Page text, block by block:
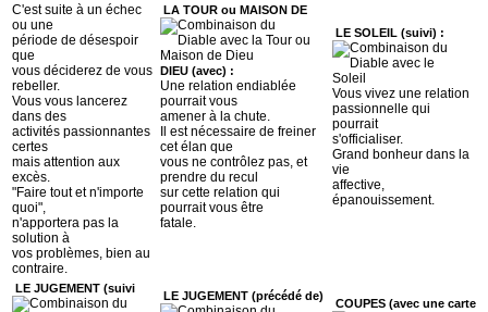
C'est suite à un échec
ou une
période de désespoir
que
vous déciderez de vous
rebeller.
Vous vous lancerez
dans des
activités passionnantes
certes
mais attention aux
excès.
"Faire tout et n'importe
quoi",
n'apportera pas la
solution à
vos problèmes, bien au
contraire.
LA TOUR ou MAISON DE
DIEU (avec) :
Une relation endiablée
pourrait vous
amener à la chute.
Il est nécessaire de freiner
cet élan que
vous ne contrôlez pas, et
prendre du recul
sur cette relation qui
pourrait vous être
fatale.
LE SOLEIL (suivi) :
Vous vivez une relation
passionnelle qui
pourrait
s'officialiser.
Grand bonheur dans la
vie
affective,
épanouissement.
LE JUGEMENT (suivi
LE JUGEMENT (précédé de)
COUPES (avec une carte